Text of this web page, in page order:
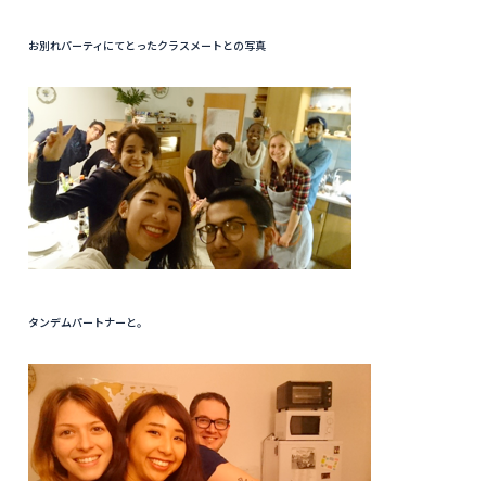
お別れパーティにてとったクラスメートとの写真
タンデムパートナーと。